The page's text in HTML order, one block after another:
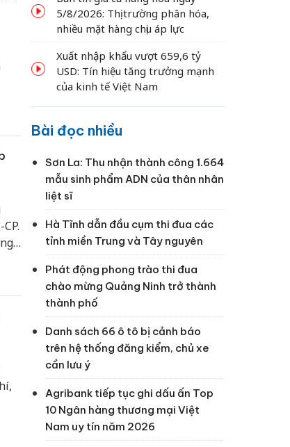
5/8/2026: Thị trường phân hóa,
nhiều mặt hàng chịu áp lực
Xuất nhập khẩu vượt 659,6 tỷ
USD: Tín hiệu tăng trưởng mạnh
của kinh tế Việt Nam
Bài đọc nhiều
Sơn La: Thu nhận thành công 1.664
mẫu sinh phẩm ADN của thân nhân
liệt sĩ
Hà Tĩnh dẫn đầu cụm thi đua các
tỉnh miền Trung và Tây nguyên
Phát động phong trào thi đua
chào mừng Quảng Ninh trở thành
thành phố
Danh sách 66 ô tô bị cảnh báo
trên hệ thống đăng kiểm, chủ xe
cần lưu ý
Agribank tiếp tục ghi dấu ấn Top
10 Ngân hàng thương mại Việt
Nam uy tín năm 2026